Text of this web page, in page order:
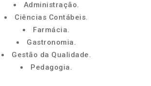
Administração.
Ciências Contábeis.
Farmácia.
Gastronomia.
Gestão da Qualidade.
Pedagogia.